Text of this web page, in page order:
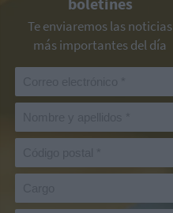
Te enviaremos las noticias
más importantes del día